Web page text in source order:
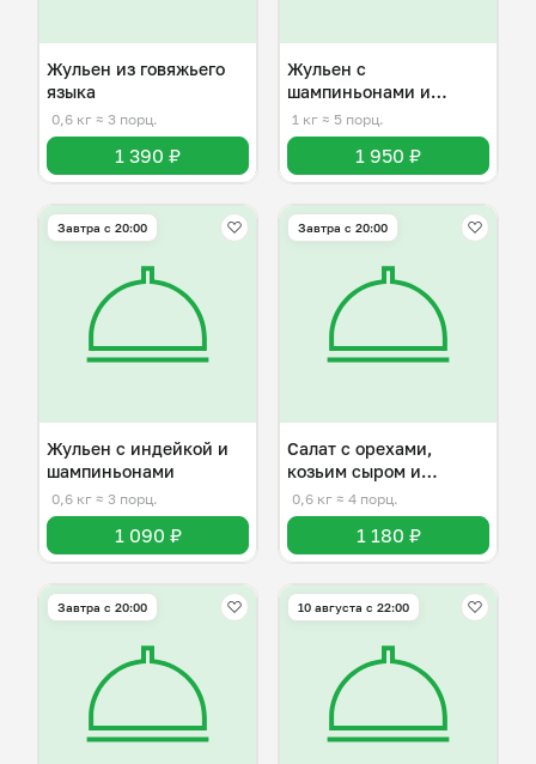
Жульен из говяжьего
языка
0,6 кг ≈ 3 порц.
1 390 ₽
Жульен с
шампиньонами и
индейкой
1 кг ≈ 5 порц.
1 950 ₽
Завтра c 20:00
Жульен с индейкой и
шампиньонами
0,6 кг ≈ 3 порц.
1 090 ₽
Завтра c 20:00
Салат с орехами,
козьим сыром и
виноградом
0,6 кг ≈ 4 порц.
1 180 ₽
Завтра c 20:00 10 августа с 22:00